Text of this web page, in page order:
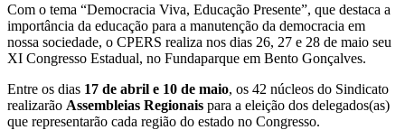
Com o tema “Democracia Viva, Educação Presente”, que destaca a
importância da educação para a manutenção da democracia em
nossa sociedade, o CPERS realiza nos dias 26, 27 e 28 de maio seu
XI Congresso Estadual, no Fundaparque em Bento Gonçalves.
Entre os dias 17 de abril e 10 de maio, os 42 núcleos do Sindicato
realizarão Assembleias Regionais para a eleição dos delegados(as)
que representarão cada região do estado no Congresso.